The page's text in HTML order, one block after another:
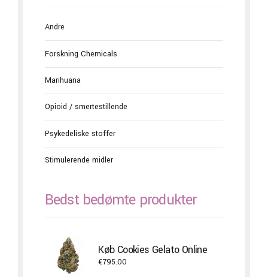
Andre
Forskning Chemicals
Marihuana
Opioid / smertestillende
Psykedeliske stoffer
Stimulerende midler
Bedst bedømte produkter
Køb Cookies Gelato Online
€795.00